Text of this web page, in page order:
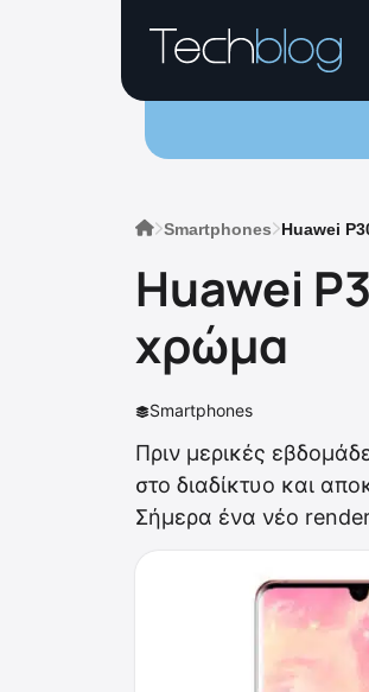
Smartphones Huawei
Huawei
χρώμα
Smartphones
Πριν μερικές
στο διαδίκτυο και
Σήμερα ένα νέο